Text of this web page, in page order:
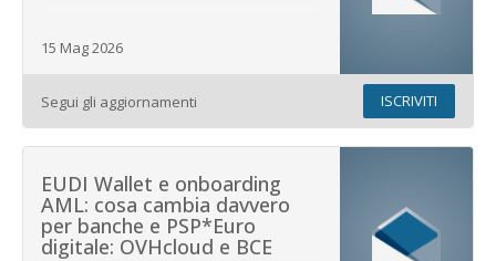
15 Mag 2026
Segui gli aggiornamenti ISCRIVITI
EUDI Wallet e onboarding
AML: cosa cambia davvero
per banche e PSP*Euro
digitale: OVHcloud e BCE